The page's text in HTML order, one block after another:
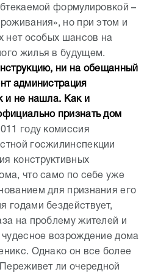
формулировкой –
но при этом и
нет особых шансов на
жилья в будущем.
ни на обещанный
администрация
и не нашла. Как и
признать дом
году комиссия
госжилинспекции
конструктивных
что само по себе уже
для признания его
годами бездействует,
на проблему жителей и
возрождение дома
Однако он все более
ли очередной